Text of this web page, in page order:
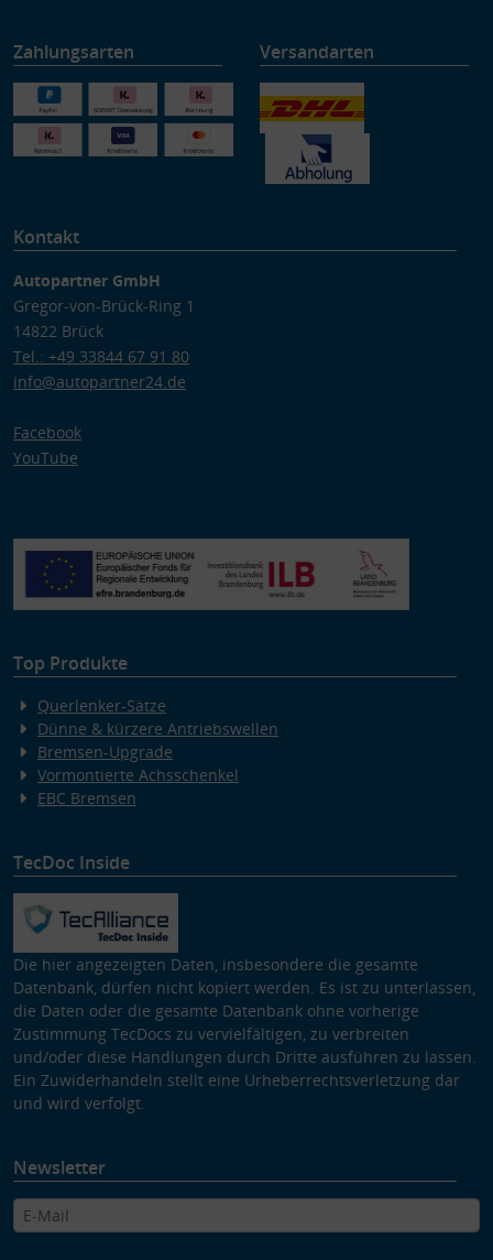
Zahlungsarten Versandarten
Kontakt
Autopartner GmbH
Gregor-von-Brück-Ring 1
14822 Brück
Tel.: +49 33844 67 91 80
info@autopartner24.de
Facebook
YouTube
Top Produkte
Querlenker-Sätze
Dünne & kürzere Antriebswellen
Bremsen-Upgrade
Vormontierte Achsschenkel
EBC Bremsen
TecDoc Inside
Die hier angezeigten Daten, insbesondere die gesamte
Datenbank, dürfen nicht kopiert werden. Es ist zu unterlassen,
die Daten oder die gesamte Datenbank ohne vorherige
Zustimmung TecDocs zu vervielfältigen, zu verbreiten
und/oder diese Handlungen durch Dritte ausführen zu lassen.
Ein Zuwiderhandeln stellt eine Urheberrechtsverletzung dar
und wird verfolgt.
Newsletter